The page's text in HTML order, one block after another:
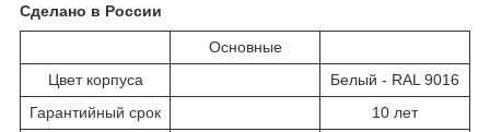
Сделано в России
Основные
Цвет корпуса
Белый - RAL 9016
Гарантийный срок
10 лет